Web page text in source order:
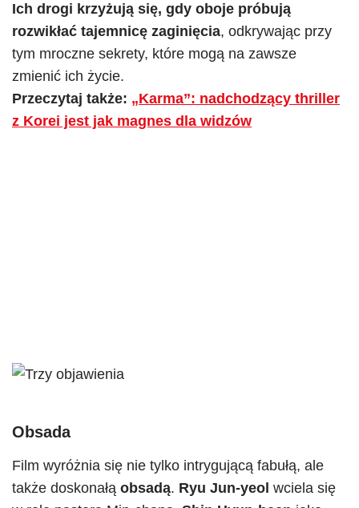
Ich drogi krzyżują się, gdy oboje próbują
rozwikłać tajemnicę zaginięcia, odkrywając przy
tym mroczne sekrety, które mogą na zawsze
zmienić ich życie.​
Przeczytaj także: „Karma”: nadchodzący thriller
z Korei jest jak magnes dla widzów
Obsada
Film wyróżnia się nie tylko intrygującą fabułą, ale
także doskonałą obsadą. Ryu Jun-yeol wciela się